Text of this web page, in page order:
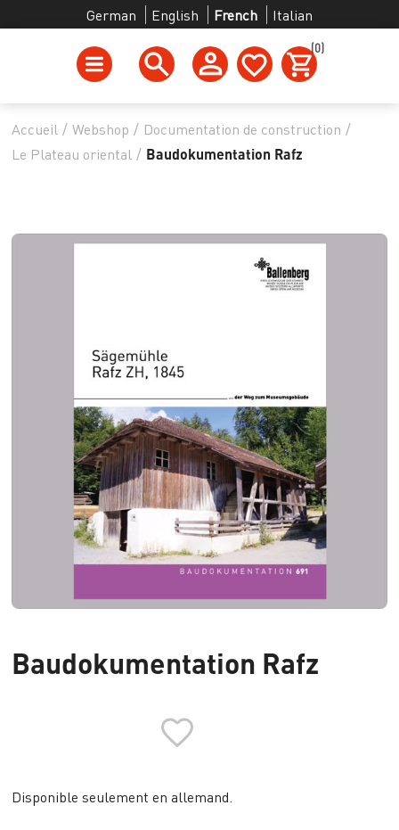
German English French Italian
(0)
Accueil / Webshop / Documentation de construction /
Le Plateau oriental / Baudokumentation Rafz
Baudokumentation Rafz
Disponible seulement en allemand.